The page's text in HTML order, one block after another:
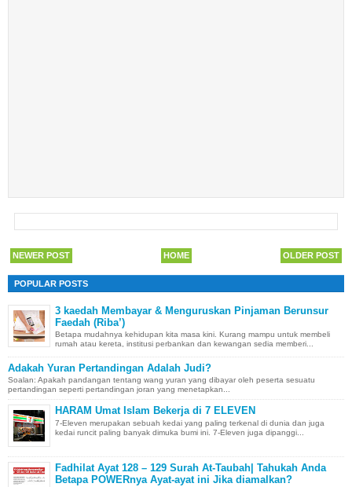
NEWER POST OLDER POST
HOME
POPULAR POSTS
3 kaedah Membayar & Menguruskan Pinjaman Berunsur
Faedah (Riba’)
Betapa mudahnya kehidupan kita masa kini. Kurang mampu untuk membeli
rumah atau kereta, institusi perbankan dan kewangan sedia memberi...
Adakah Yuran Pertandingan Adalah Judi?
Soalan: Apakah pandangan tentang wang yuran yang dibayar oleh peserta sesuatu
pertandingan seperti pertandingan joran yang menetapkan...
HARAM Umat Islam Bekerja di 7 ELEVEN
7-Eleven merupakan sebuah kedai yang paling terkenal di dunia dan juga
kedai runcit paling banyak dimuka bumi ini. 7-Eleven juga dipanggi...
Fadhilat Ayat 128 – 129 Surah At-Taubah| Tahukah Anda
Betapa POWERnya Ayat-ayat ini Jika diamalkan?